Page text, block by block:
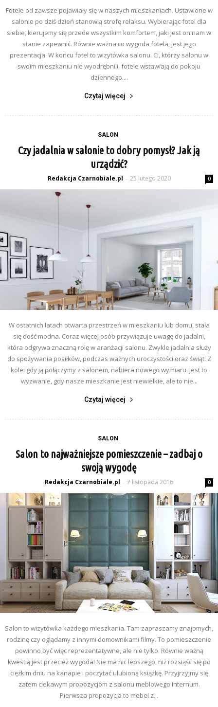
Fotele od zawsze pojawiały się w naszych mieszkaniach. Ustawione w
salonie po dziś dzień stanowią strefę relaksu. Wybierając fotel dla
siebie, kierujemy się przede wszystkim komfortem, jaki jest on nam w
stanie zapewnić. Równie ważna co wygoda fotela, jest jego
prezentacja. W końcu fotel to wizytówka salonu. Ci, którzy salonu w
swoim mieszkaniu nie wyodrębnili, fotele wstawiają do pokoju
dziennego....
Czytaj więcej
SALON
Czy jadalnia w salonie to dobry pomysł? Jak ją
urządzić?
Redakcja Czarnobiale.pl - 25 lutego 2020 0
W ostatnich latach otwarta przestrzeń w mieszkaniu lub domu, stała
się dość modna. Coraz więcej osób przywiązuje uwagę do jadalni,
która odgrywa znaczną rolę w aranżacji salonu. Zwykle jadalnia służy
do spożywania posiłków, podczas ważnych uroczystości oraz świąt. Z
kolei gdy ją połączymy z salonem, nabiera nowego wymiaru. Jest to
wyzwanie, gdy nasze mieszkanie jest niewielkie, ale to nie...
Czytaj więcej
SALON
Salon to najważniejsze pomieszczenie – zadbaj o
swoją wygodę
Redakcja Czarnobiale.pl - 7 listopada 2016 0
Salon to wizytówka każdego mieszkania. Tam zapraszamy znajomych,
rodzinę czy oglądamy z innymi domownikami filmy. To pomieszczenie
powinno być więc reprezentatywne, ale nie tylko. Równie ważną
kwestią jest przecież wygoda! Nie ma nic lepszego, niż rozsiąść się po
ciężkim dniu na kanapie i poczytać ulubioną książkę. Przyjrzyjmy się
zatem ciekawym propozycjom z salonu meblowego Internum.
Pierwsza propozycja to mebel z...